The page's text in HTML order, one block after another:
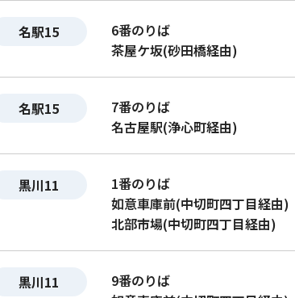
名駅15
6番のりば
茶屋ケ坂(砂田橋経由)
名駅15
7番のりば
名古屋駅(浄心町経由)
黒川11
1番のりば
如意車庫前(中切町四丁目経由)
北部市場(中切町四丁目経由)
黒川11
9番のりば